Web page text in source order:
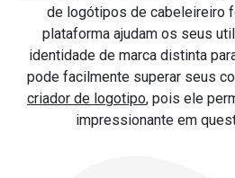
de logótipos de cabeleireiro
plataforma ajudam os seus
identidade de marca distinta
pode facilmente superar seus
criador de logotipo, pois ele
impressionante em